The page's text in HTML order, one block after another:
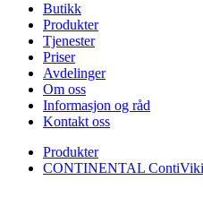
Butikk
Produkter
Tjenester
Priser
Avdelinger
Om oss
Informasjon og råd
Kontakt oss
Produkter
CONTINENTAL